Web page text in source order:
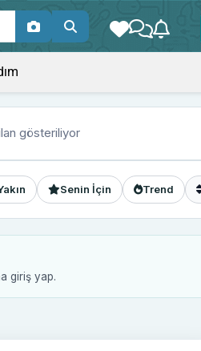
gösteriliyor
Senin İçin Trend
giriş yap.